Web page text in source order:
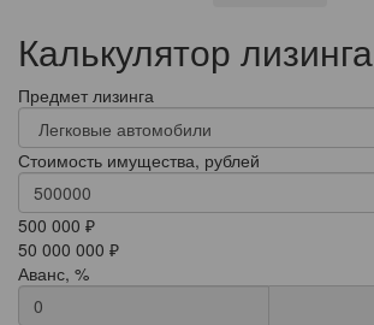
Калькулятор лизинга
Предмет лизинга
Стоимость имущества, рублей
500 000 ₽
50 000 000 ₽
Аванс, %